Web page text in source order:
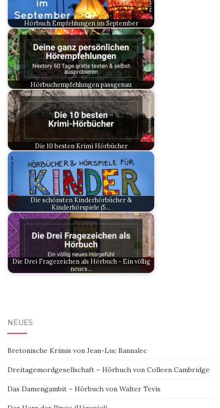
Hörbuch Empfehlungen im September
Hörbuchempfehlungen passgenau
Die 10 besten Krimi Hörbücher
Die schönsten Kinderhörbücher &
Kinderhörspiele (5…
Die Drei Fragezeichen als Hörbuch - Ein völlig
neues…
NEUES
Bretonische Krimis von Jean-Luc Bannalec
Dreitagemordgesellschaft – Hörbuch von Colleen Cambridge
Das Damengambit – Hörbuch von Walter Tevis